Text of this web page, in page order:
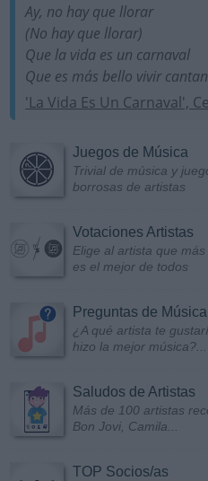
Ay, no hay que llorar
(No hay que llorar)
Que la vida es un carnaval
Que es más bello vivir
'La Vida Es Un Carnaval',
Juegos de Música
Trivial de música y
borrosas de artistas
Votaciones Artistas
Elige al artista que
es el mejor de todos
Preguntas de Música
¿A qué artista te
hizo la mejor música?...
Saludos de Artistas
Más de 100 artistas
Bon Jovi, Camila...
TOP Socios/as